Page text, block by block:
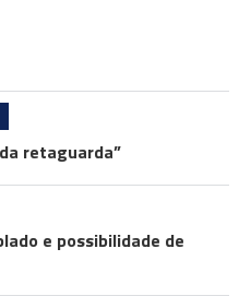
retaguarda”
e possibilidade de